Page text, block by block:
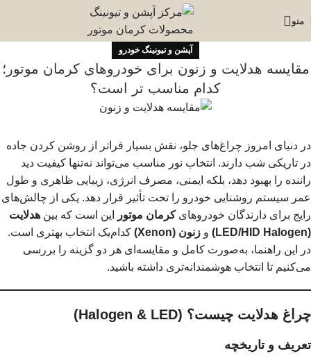
منو
آپشن و تیونینگ خودرو
مقایسه هدلایت و زنون برای خودروهای کرمان موتور؛
کدام مناسب تر است؟
در دنیای امروز چراغ‌های جلو، نقش بسیار فراتر از روشن کردن جاده
در تاریکی شب دارند. انتخاب نور مناسب می‌تواند نه‌تنها کیفیت دید
راننده را بهبود دهد، بلکه ایمنی، مصرف انرژی، زیبایی ظاهری و طول
عمر سیستم روشنایی خودرو را تحت تأثیر قرار دهد. یکی از چالش‌های
رایج برای دارندگان خودروهایکرمان موتور این است که بین هدلایت
(LED/HID Halogen)
و زنون (Xenon)
کدام‌یک انتخاب بهتری است.
در این راهنما، به‌صورت کامل و مقایسه‌ای هر دو گزینه را بررسی
می‌کنیم تا انتخاب هوشمندانه‌تری داشته باشید.
چراغ هدلایت چیست؟ (Halogen & LED)
تعریف و تاریخچه